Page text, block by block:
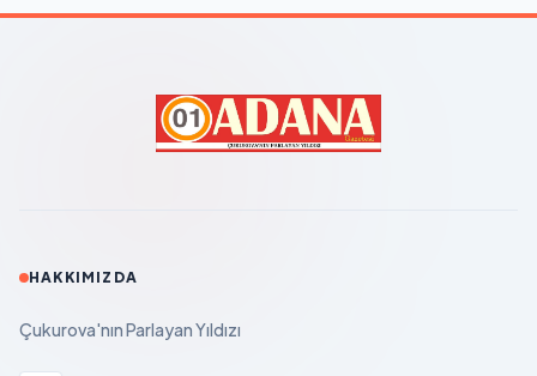
HAKKIMIZDA
Çukurova'nın Parlayan Yıldızı